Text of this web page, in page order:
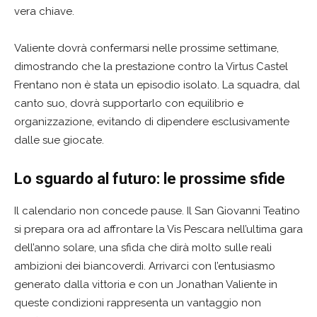
vera chiave.
Valiente dovrà confermarsi nelle prossime settimane,
dimostrando che la prestazione contro la Virtus Castel
Frentano non è stata un episodio isolato. La squadra, dal
canto suo, dovrà supportarlo con equilibrio e
organizzazione, evitando di dipendere esclusivamente
dalle sue giocate.
Lo sguardo al futuro: le prossime sfide
Il calendario non concede pause. Il San Giovanni Teatino
si prepara ora ad affrontare la Vis Pescara nell’ultima gara
dell’anno solare, una sfida che dirà molto sulle reali
ambizioni dei biancoverdi. Arrivarci con l’entusiasmo
generato dalla vittoria e con un Jonathan Valiente in
queste condizioni rappresenta un vantaggio non